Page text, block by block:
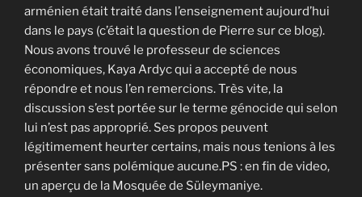
arménien était traité dans l’enseignement aujourd’hui
dans le pays (c’était la question de Pierre sur ce blog).
Nous avons trouvé le professeur de sciences
économiques, Kaya Ardyc qui a accepté de nous
répondre et nous l’en remercions. Très vite, la
discussion s’est portée sur le terme génocide qui selon
lui n’est pas approprié. Ses propos peuvent
légitimement heurter certains, mais nous tenions à les
présenter sans polémique aucune.PS : en fin de video,
un aperçu de la Mosquée de Süleymaniye.